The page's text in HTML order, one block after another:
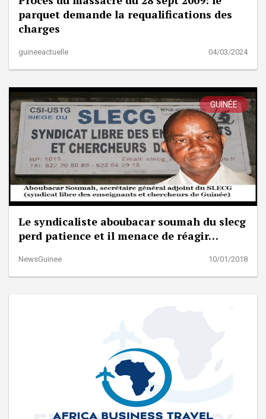
parquet demande la requalifications des
charges
guineeactuelle 04/03/2024
GUINÉE
Le syndicaliste aboubacar soumah du slecg
perd patience et il menace de réagir…
NewsGuinee 10/01/2018